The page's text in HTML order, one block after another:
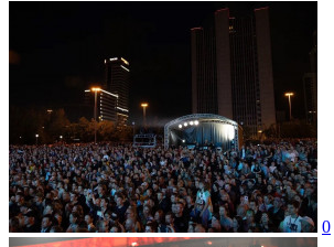
0